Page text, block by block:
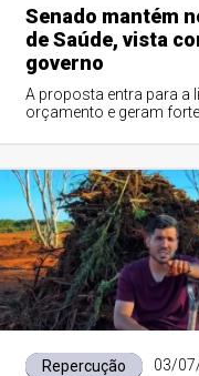
Senado mantém
de Saúde, vista
governo
A proposta entra para a
orçamento e geram
Repercução 03/